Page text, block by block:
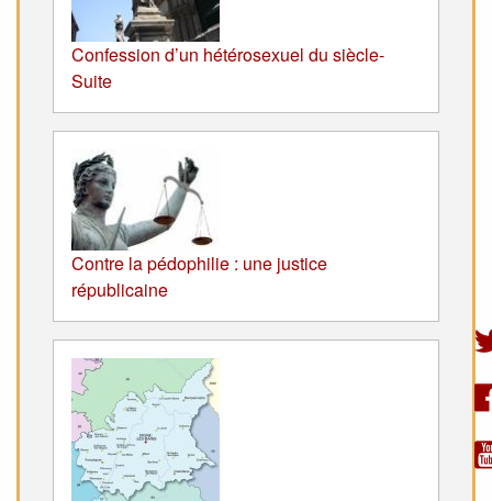
Confession d’un hétérosexuel du siècle-
Suite
Contre la pédophilie : une justice
républicaine